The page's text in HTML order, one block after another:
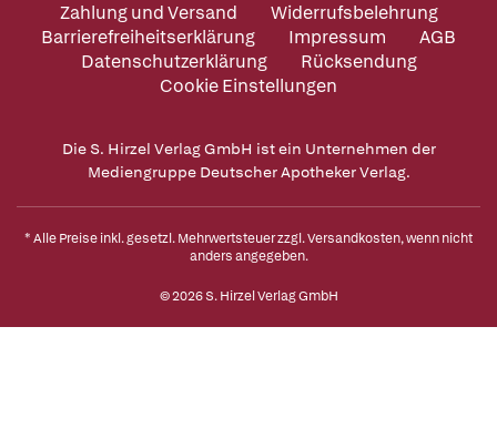
Zahlung und Versand
Widerrufsbelehrung
Barrierefreiheitserklärung
Impressum
AGB
Datenschutzerklärung
Rücksendung
Cookie Einstellungen
Die S. Hirzel Verlag GmbH ist ein Unternehmen der
Mediengruppe Deutscher Apotheker Verlag.
* Alle Preise inkl. gesetzl. Mehrwertsteuer zzgl.Versandkosten, wenn nicht
anders angegeben.
© 2026 S. Hirzel Verlag GmbH